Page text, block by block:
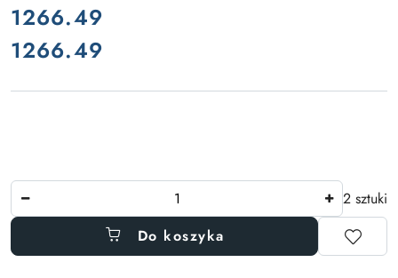
cena:
1266.49
Cena:
1266.49
2 sztuki
Do koszyka